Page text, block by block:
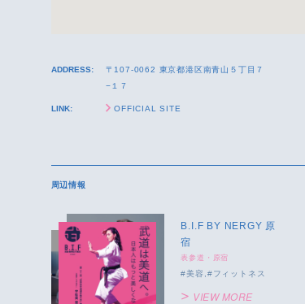
ADDRESS:
〒107-0062 東京都港区南青山５丁目７
−１７
LINK: OFFICIAL SITE
周辺情報
B.I.F BY NERGY 原
宿
表参道・原宿
美容 フィットネス
VIEW MORE